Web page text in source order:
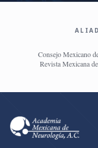
Consejo Mexicano
Revista Mexicana